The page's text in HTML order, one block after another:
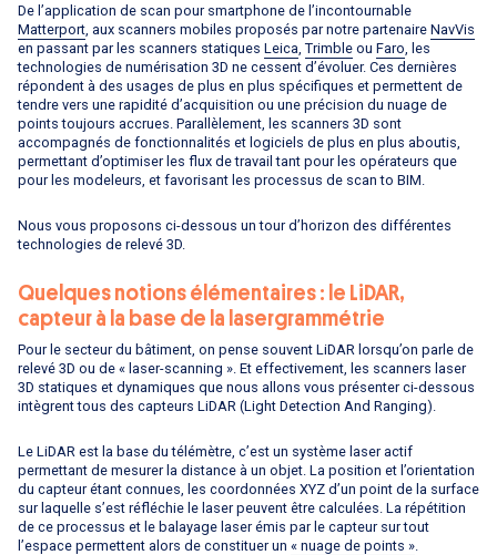
De l’application de scan pour smartphone de l’incontournable
Matterport , aux scanners mobiles proposés par notre partenaire NavVis
en passant par les scanners statiques Leica Trimble ou Faro , les
technologies de numérisation 3D ne cessent d’évoluer. Ces dernières
répondent à des usages de plus en plus spécifiques et permettent de
tendre vers une rapidité d’acquisition ou une précision du nuage de
points toujours accrues. Parallèlement, les scanners 3D sont
accompagnés de fonctionnalités et logiciels de plus en plus aboutis,
permettant d’optimiser les flux de travail tant pour les opérateurs que
pour les modeleurs, et favorisant les processus de scan to BIM.
Nous vous proposons ci-dessous un tour d’horizon des différentes
technologies de relevé 3D.
Quelques notions élémentaires : le LiDAR,
capteur à la base de la lasergrammétrie
Pour le secteur du bâtiment, on pense souvent LiDAR lorsqu’on parle de
relevé 3D ou de « laser-scanning ». Et effectivement, les scanners laser
3D statiques et dynamiques que nous allons vous présenter ci-dessous
intègrent tous des capteurs LiDAR (Light Detection And Ranging).
Le LiDAR est la base du télémètre, c’est un système laser actif
permettant de mesurer la distance à un objet. La position et l’orientation
du capteur étant connues, les coordonnées XYZ d’un point de la surface
sur laquelle s’est réfléchie le laser peuvent être calculées. La répétition
de ce processus et le balayage laser émis par le capteur sur tout
l’espace permettent alors de constituer un « nuage de points »